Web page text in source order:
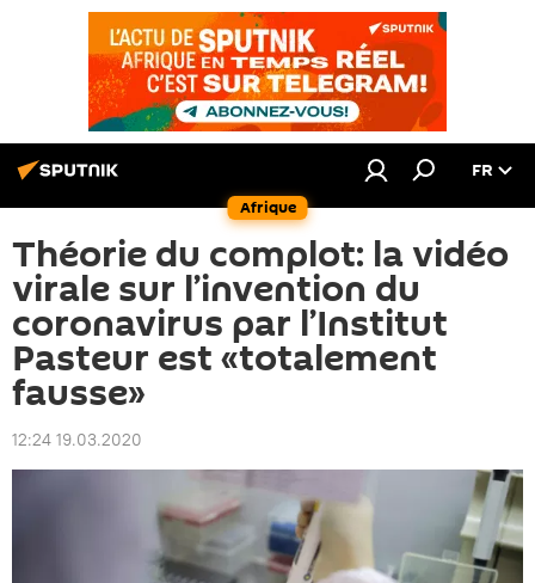
Afrique
FR
Théorie du complot: la vidéo
virale sur l’invention du
coronavirus par l’Institut
Pasteur est «totalement
fausse»
12:24 19.03.2020